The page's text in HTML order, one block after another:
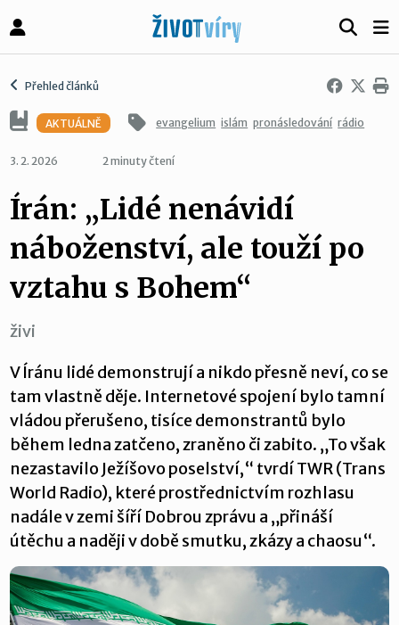
Přehled článků
AKTUÁLNĚ evangelium islám pronásledování rádio
3. 2. 2026 2 minuty čtení
Írán: „Lidé nenávidí
náboženství, ale touží po
vztahu s Bohem“
živi
V Íránu lidé demonstrují a nikdo přesně neví, co se
tam vlastně děje. Internetové spojení bylo tamní
vládou přerušeno, tisíce demonstrantů bylo
během ledna zatčeno, zraněno či zabito. „To však
nezastavilo Ježíšovo poselství,“ tvrdí TWR (Trans
World Radio), které prostřednictvím rozhlasu
nadále v zemi šíří Dobrou zprávu a „přináší
útěchu a naději v době smutku, zkázy a chaosu“.